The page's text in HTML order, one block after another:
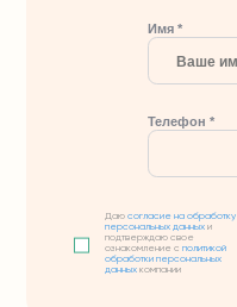
Имя *
Телефон *
Даюсогласие на обработку
персональных данных и
подтверждаю свое
ознакомление сполитикой
обработки персональных
данных компании